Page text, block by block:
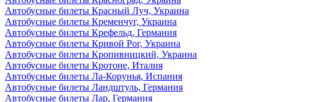
Автобусные билеты Красный Луч, Украина
Автобусные билеты Кременчуг, Украина
Автобусные билеты Крефельд, Германия
Автобусные билеты Кривой Рог, Украина
Автобусные билеты Кропивницкий, Украина
Автобусные билеты Кротоне, Италия
Автобусные билеты Ла-Корунья, Испания
Автобусные билеты Ландштуль, Германия
Автобусные билеты Лар, Германия